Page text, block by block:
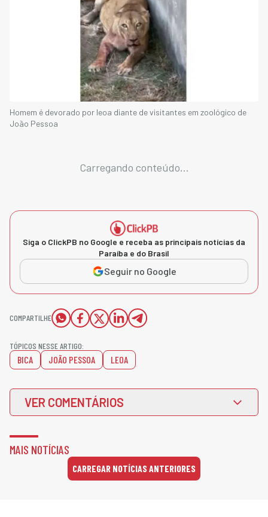
Homem é devorado por leoa diante de visitantes em zoológico de
João Pessoa
Carregando conteúdo...
Siga o ClickPB no Google e receba as principais notícias da
Paraíba e do Brasil
Seguir no Google
COMPARTILHE
TÓPICOS NESSE ARTIGO:
BICA JOÃO PESSOA LEOA
VER COMENTÁRIOS
MAIS NOTÍCIAS
CARREGAR NOTÍCIAS ANTERIORES